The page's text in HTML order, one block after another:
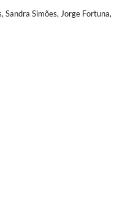
Sandra Simões, Jorge Fortuna,